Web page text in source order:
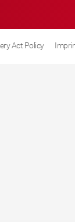
Act Policy